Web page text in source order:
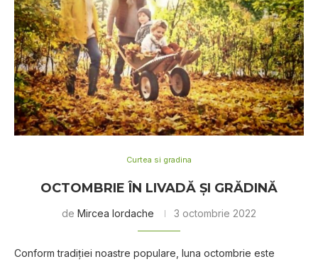
Curtea si gradina
OCTOMBRIE ÎN LIVADĂ ȘI GRĂDINĂ
de Mircea Iordache 3 octombrie 2022
Conform tradiţiei nоаѕtrе рорulаrе, lunа осtоmbrіе еѕtе